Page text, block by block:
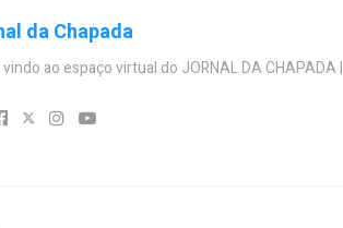
da Chapada
vindo ao espaço virtual do JORNAL DA CHAPADA |